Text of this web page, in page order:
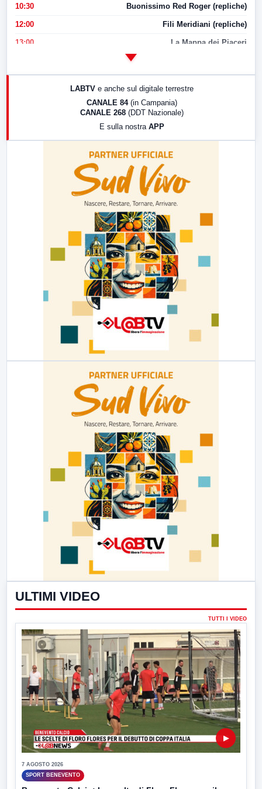
10:30 Buonissimo Red Roger (repliche)
12:00 Fili Meridiani (repliche)
13:00 La Mappa dei Piaceri
LABTV e anche sul digitale terrestre
CANALE 84 (in Campania)
CANALE 268 (DDT Nazionale)
E sulla nostra APP
ULTIMI VIDEO
TUTTI I VIDEO
▶
7 AGOSTO 2026
SPORT BENEVENTO